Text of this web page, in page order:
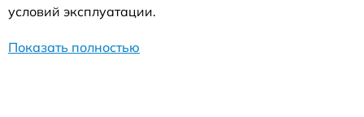
условий эксплуатации.
Показать полностью